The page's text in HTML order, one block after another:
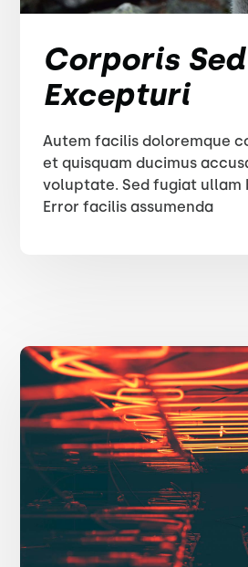
Corporis
Excepturi
Autem facilis doloremque
et quisquam ducimus
voluptate. Sed fugiat ullam
Error facilis assumenda